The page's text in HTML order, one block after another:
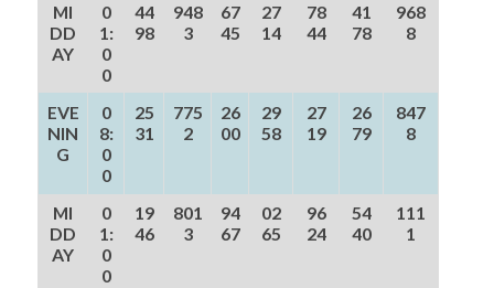
MI
DD
AY
0
1:
0
0
44
98
948
3
67
45
27
14
78
44
41
78
968
8
EVE
NIN
G
0
8:
0
0
25
31
775
2
26
00
29
58
27
19
26
79
847
8
MI
DD
AY
0
1:
0
0
19
46
801
3
94
67
02
65
96
24
54
40
111
1